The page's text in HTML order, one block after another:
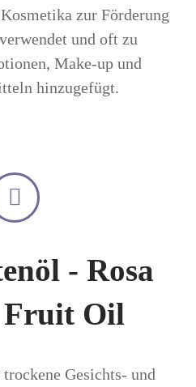
zur Förderung
und oft zu
Make-up und
hinzugefügt.
- Rosa
Fruit Oil
Gesichts- und